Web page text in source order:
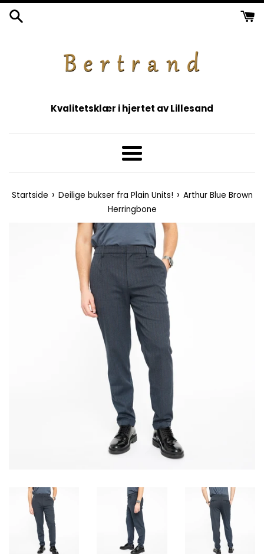
Gå
videre
Kvalitetsklær i hjertet av Lillesand
Meny
Startside › Deilige bukser fra Plain Units! › Arthur Blue Brown
Herringbone